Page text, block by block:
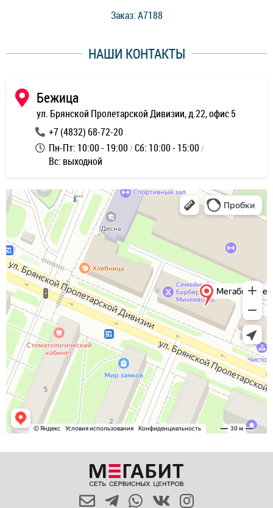
работы и оперативность!Заказ: A7188
НАШИ КОНТАКТЫ
Бежица
ул. Брянской Пролетарской Дивизии, д.22, офис 5
+7 (4832) 68-72-20
Пн-Пт: 10:00 - 19:00 Сб: 10:00 - 15:00
Вс: выходной